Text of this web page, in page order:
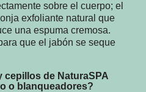
sobre el cuerpo; el
exfoliante natural que
una espuma cremosa.
que el jabón se seque
de NaturaSPA
o blanqueadores?